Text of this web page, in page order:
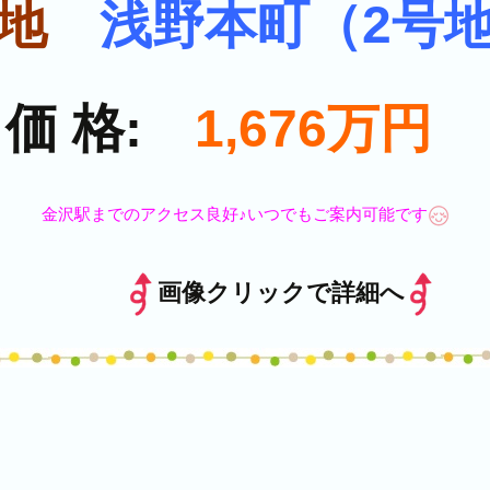
浅野本町（2号
価 格: 1,676万円
金沢駅までのアクセス良好♪いつでもご案内可能です
画像クリックで詳細へ